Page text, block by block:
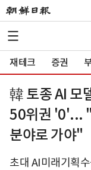
재테크 증권
韓 토종 AI 모
50위권 '0'... "
분야로 가야"
초대 AI미래기획